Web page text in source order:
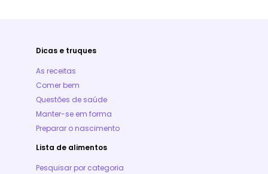
Dicas e truques
As receitas
Comer bem
Questões de saúde
Manter-se em forma
Preparar o nascimento
Lista de alimentos
Pesquisar por categoria